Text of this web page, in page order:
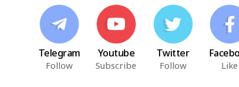
Like
Twitter
Follow
Youtube
Subscribe
Telegram
Follow